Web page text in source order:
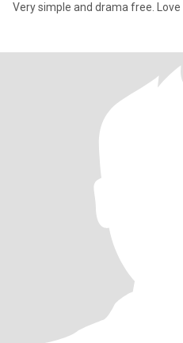
Very